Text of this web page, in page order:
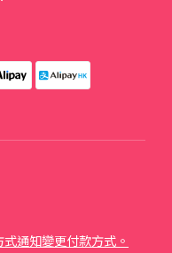
通知變更付款方式。